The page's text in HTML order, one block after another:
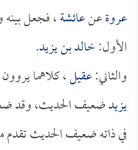
عروةعنعائشة، فجعل بينه
الأول:خالد بن يزيد.
والثاني:عقيل، كلاهما
يزيدضعيف الحديث، وقد
في ذاته ضعيف الحديث تقدم